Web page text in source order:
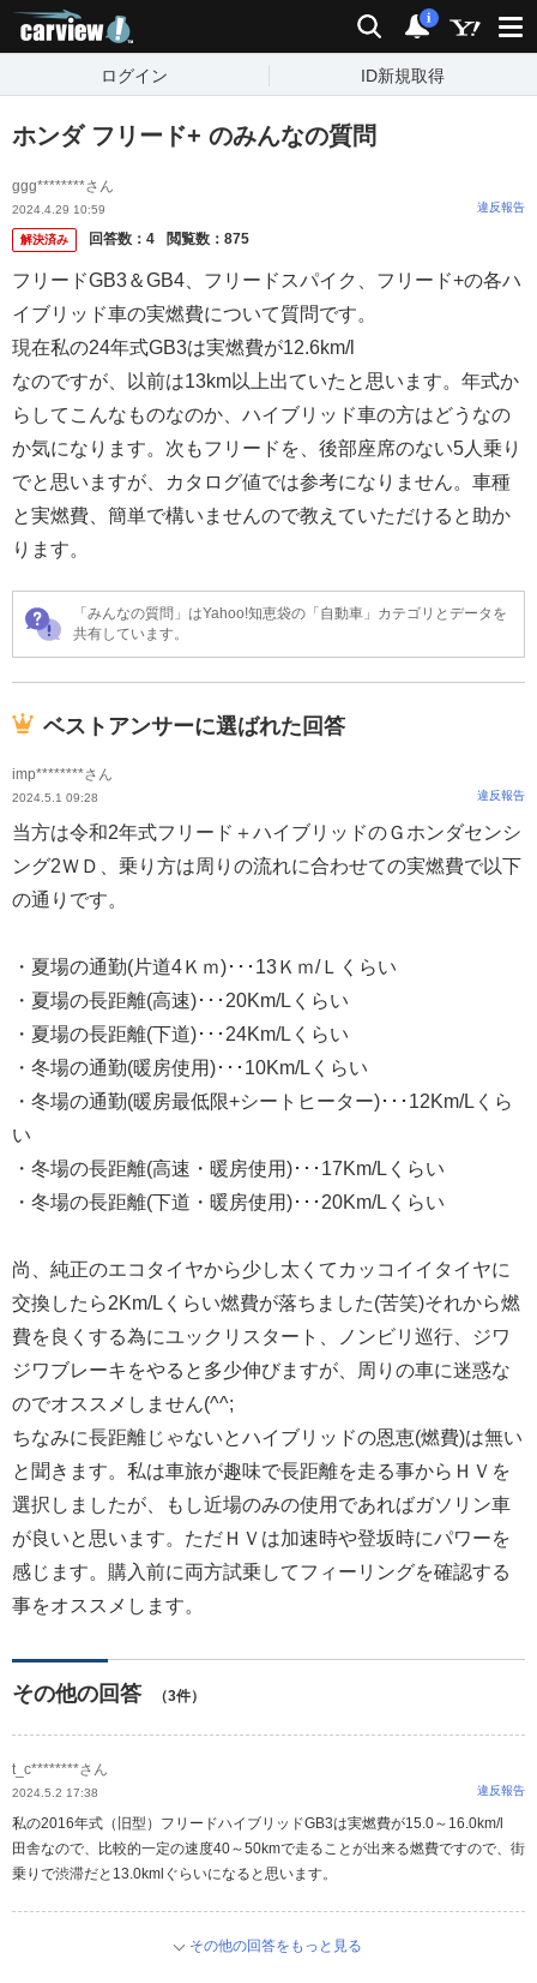
検索 通知
i
ログイン ID新規取得
ホンダ フリード+ のみんなの質問
ggg********さん
2024.4.29 10:59 違反報告
解決済み 回答数： 4 閲覧数： 875
フリードGB3＆GB4、フリードスパイク、フリード+の各ハ
イブリッド車の実燃費について質問です。
現在私の24年式GB3は実燃費が12.6km/l
なのですが、以前は13km以上出ていたと思います。年式か
らしてこんなものなのか、ハイブリッド車の方はどうなの
か気になります。次もフリードを、後部座席のない5人乗り
でと思いますが、カタログ値では参考になりません。車種
と実燃費、簡単で構いませんので教えていただけると助か
ります。
「みんなの質問」はYahoo!知恵袋の「自動車」カテゴリとデータを
共有しています。
ベストアンサーに選ばれた回答
imp********さん
2024.5.1 09:28 違反報告
当方は令和2年式フリード＋ハイブリッドのＧホンダセンシ
ング2ＷＤ、乗り方は周りの流れに合わせての実燃費で以下
の通りです。
・夏場の通勤(片道4Ｋｍ)･･･13Ｋｍ/Ｌくらい
・夏場の長距離(高速)･･･20Km/Lくらい
・夏場の長距離(下道)･･･24Km/Lくらい
・冬場の通勤(暖房使用)･･･10Km/Lくらい
・冬場の通勤(暖房最低限+シートヒーター)･･･12Km/Lくら
い
・冬場の長距離(高速・暖房使用)･･･17Km/Lくらい
・冬場の長距離(下道・暖房使用)･･･20Km/Lくらい
尚、純正のエコタイヤから少し太くてカッコイイタイヤに
交換したら2Km/Lくらい燃費が落ちました(苦笑)それから燃
費を良くする為にユックリスタート、ノンビリ巡行、ジワ
ジワブレーキをやると多少伸びますが、周りの車に迷惑な
のでオススメしません(^^;
ちなみに長距離じゃないとハイブリッドの恩恵(燃費)は無い
と聞きます。私は車旅が趣味で長距離を走る事からＨＶを
選択しましたが、もし近場のみの使用であればガソリン車
が良いと思います。ただＨＶは加速時や登坂時にパワーを
感じます。購入前に両方試乗してフィーリングを確認する
事をオススメします。
その他の回答 （3件）
t_c********さん
2024.5.2 17:38 違反報告
私の2016年式（旧型）フリードハイブリッドGB3は実燃費が15.0～16.0km/l
田舎なので、比較的一定の速度40～50kmで走ることが出来る燃費ですので、街
乗りで渋滞だと13.0kmlぐらいになると思います。
その他の回答をもっと見る